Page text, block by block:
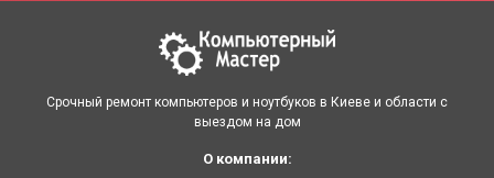
Срочный ремонт компьютеров и ноутбуков в Киеве и области с
выездом на дом
О компании: